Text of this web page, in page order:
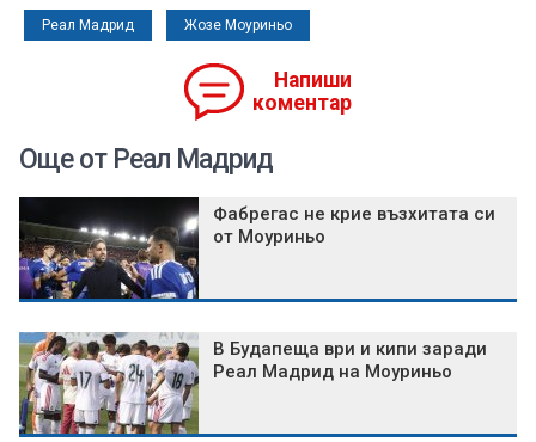
Реал Мадрид Жозе Моуриньо
Напиши
коментар
Още от Реал Мадрид
Фабрегас не крие възхитата си
от Моуриньо
В Будапеща ври и кипи заради
Реал Мадрид на Моуриньо